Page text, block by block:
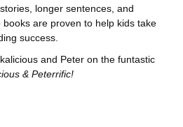
longer sentences, and
are proven to help kids take
success.
and Peter on the funtastic
& Peterrific!